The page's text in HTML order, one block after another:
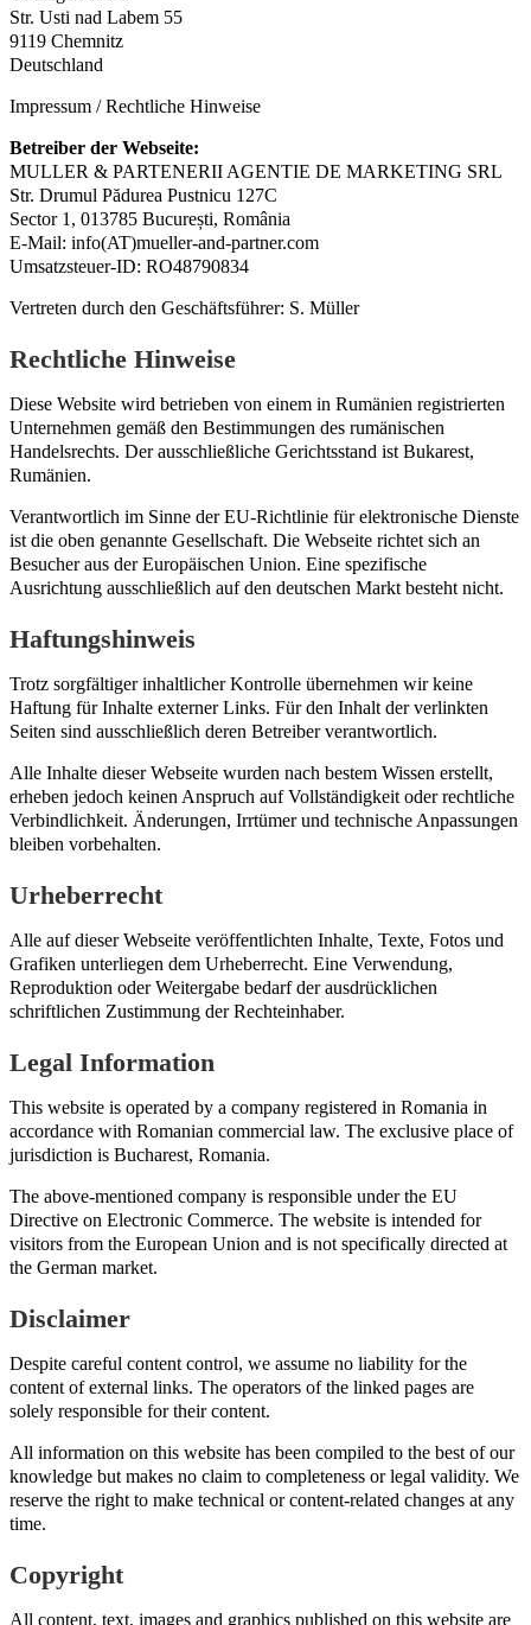
Str. Usti nad Labem 55
9119 Chemnitz
Deutschland
Impressum / Rechtliche Hinweise
Betreiber der Webseite:
MULLER & PARTENERII AGENTIE DE MARKETING SRL
Str. Drumul Pădurea Pustnicu 127C
Sector 1, 013785 București, România
E-Mail: info(AT)mueller-and-partner.com
Umsatzsteuer-ID: RO48790834
Vertreten durch den Geschäftsführer: S. Müller
Rechtliche Hinweise
Diese Website wird betrieben von einem in Rumänien registrierten
Unternehmen gemäß den Bestimmungen des rumänischen
Handelsrechts. Der ausschließliche Gerichtsstand ist Bukarest,
Rumänien.
Verantwortlich im Sinne der EU-Richtlinie für elektronische Dienste
ist die oben genannte Gesellschaft. Die Webseite richtet sich an
Besucher aus der Europäischen Union. Eine spezifische
Ausrichtung ausschließlich auf den deutschen Markt besteht nicht.
Haftungshinweis
Trotz sorgfältiger inhaltlicher Kontrolle übernehmen wir keine
Haftung für Inhalte externer Links. Für den Inhalt der verlinkten
Seiten sind ausschließlich deren Betreiber verantwortlich.
Alle Inhalte dieser Webseite wurden nach bestem Wissen erstellt,
erheben jedoch keinen Anspruch auf Vollständigkeit oder rechtliche
Verbindlichkeit. Änderungen, Irrtümer und technische Anpassungen
bleiben vorbehalten.
Urheberrecht
Alle auf dieser Webseite veröffentlichten Inhalte, Texte, Fotos und
Grafiken unterliegen dem Urheberrecht. Eine Verwendung,
Reproduktion oder Weitergabe bedarf der ausdrücklichen
schriftlichen Zustimmung der Rechteinhaber.
Legal Information
This website is operated by a company registered in Romania in
accordance with Romanian commercial law. The exclusive place of
jurisdiction is Bucharest, Romania.
The above-mentioned company is responsible under the EU
Directive on Electronic Commerce. The website is intended for
visitors from the European Union and is not specifically directed at
the German market.
Disclaimer
Despite careful content control, we assume no liability for the
content of external links. The operators of the linked pages are
solely responsible for their content.
All information on this website has been compiled to the best of our
knowledge but makes no claim to completeness or legal validity. We
reserve the right to make technical or content-related changes at any
time.
Copyright
All content, text, images and graphics published on this website are